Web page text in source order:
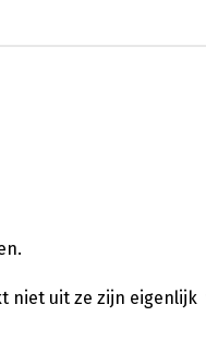
niet uit ze zijn eigenlijk